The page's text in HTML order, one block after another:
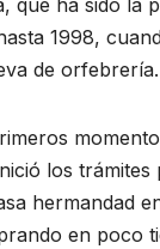
1998,
de orfebrería.
los
hermandad
en poco